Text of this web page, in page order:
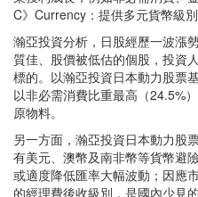
C》Currency：提供多元貨幣級別
瀚亞投資分析，日股經歷一波漲
質佳、股價被低估的個股，投資
標的。以瀚亞投資日本動力股票
以非必需消費比重最高（24.5%
原物料。
另一方面，瀚亞投資日本動力股
有美元、澳幣及南非幣等貨幣避
或適度降低匯率大幅波動；因應
的經理費後收級別，是國內少見